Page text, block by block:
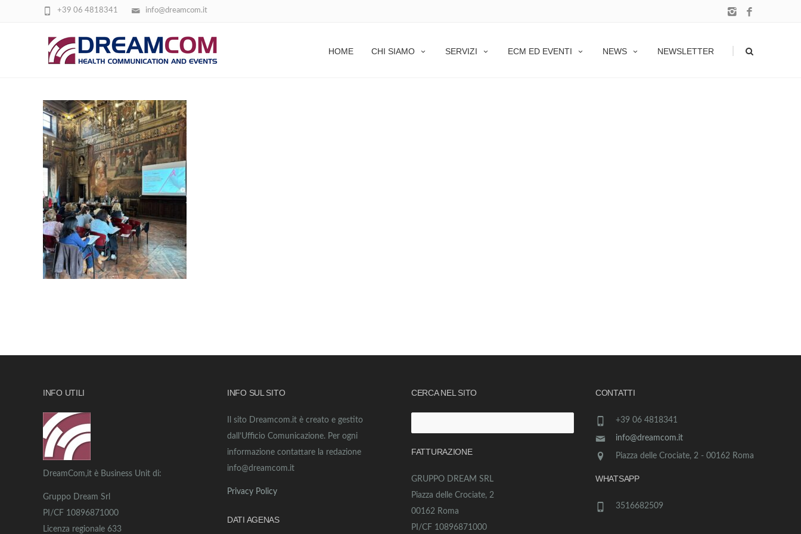
info@dreamcom.it
+39 06 4818341
HOME CHI SIAMO SERVIZI ECM ED EVENTI NEWS NEWSLETTER
CONVEGNO-ASL-ROMA1
INFO UTILI
DreamCom,it è Business Unit di:
Gruppo Dream Srl
PI/CF 10896871000
Licenza regionale 633
INFO SUL SITO
Il sito Dreamcom.it è creato e gestito
dall’Ufficio Comunicazione. Per ogni
informazione contattare la redazione
info@dreamcom.it
Privacy Policy
DATI AGENAS
CERCA NEL SITO
per:
FATTURAZIONE
GRUPPO DREAM SRL
Piazza delle Crociate, 2
00162 Roma
PI/CF 10896871000
CONTATTI
+39 06 4818341
info@dreamcom.it
Piazza delle Crociate, 2 - 00162 Roma
WHATSAPP
3516682509